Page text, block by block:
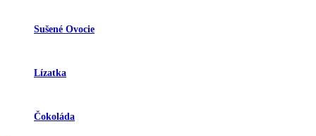
Sušené Ovocie
Lízatka
Čokoláda